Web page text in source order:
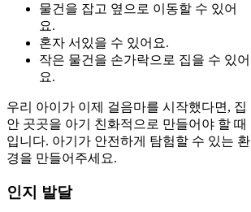
물건을 잡고 옆으로 이동할 수 있어
요.
혼자 서있을 수 있어요.
작은 물건을 손가락으로 집을 수 있어
요.
우리 아이가 이제 걸음마를 시작했다면, 집
안 곳곳을 아기 친화적으로 만들어야 할 때
입니다. 아기가 안전하게 탐험할 수 있는 환
경을 만들어주세요.
인지 발달